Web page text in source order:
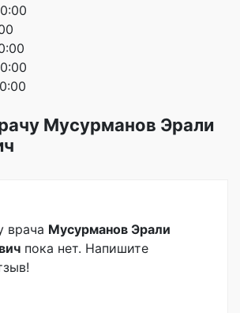
Мусурманов Эрали
врача Мусурманов Эрали
пока нет. Напишите